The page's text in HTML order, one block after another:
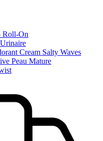
Roll-On
Cream Salty Waves
Peau Mature